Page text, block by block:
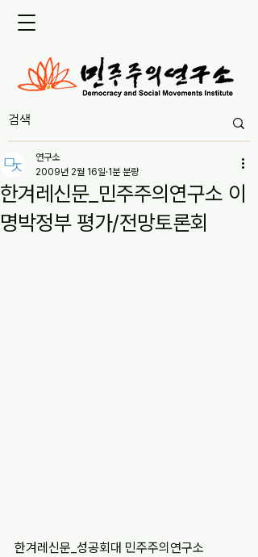
한겨레신문_민주주의연구소 이
명박정부 평가/전망토론회
연구소
2009년 2월 16일 1분 분량
한겨레신문_성공회대 민주주의연구소